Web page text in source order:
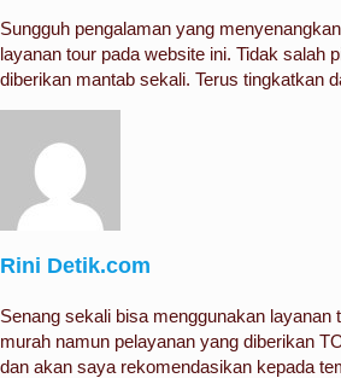
Sungguh pengalaman yang
layanan tour pada website ini. Tidak salah
diberikan mantab sekali. Terus tingkatkan
Rini Detik.com
Senang sekali bisa menggunakan layanan
murah namun pelayanan yang diberikan
dan akan saya rekomendasikan kepada